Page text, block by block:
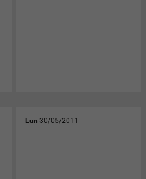
Lun 30/05/2011